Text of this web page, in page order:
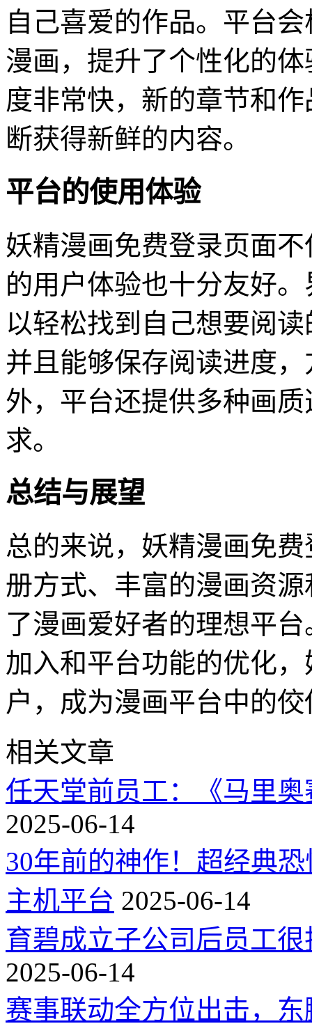
自己喜爱的作品。平台
漫画，提升了个性化的
度非常快，新的章节和
断获得新鲜的内容。
平台的使用体验
妖精漫画免费登录页面
的用户体验也十分友好
以轻松找到自己想要阅
并且能够保存阅读进度
外，平台还提供多种画
求。
总结与展望
总的来说，妖精漫画免
册方式、丰富的漫画资
了漫画爱好者的理想平
加入和平台功能的优化
户，成为漫画平台中的
相关文章
任天堂前员工：《马里
2025-06-14
30年前的神作！超经典
主机平台 2025-06-14
育碧成立子公司后员工
2025-06-14
赛事联动全方位出击，